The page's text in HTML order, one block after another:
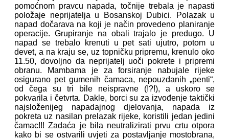
pomoćnom pravcu napada, točnije trebala je napasti
položaje neprijatelja u Bosanskoj Dubici. Polazak u
napad dočarava na koji je način provedeno planiranje
operacije. Grupiranje na obali trajalo je predugo. U
napad se trebalo krenuti u pet sati ujutro, potom u
devet, a na kraju se, uz topničku pripremu, krenulo oko
11.50, dovoljno da neprijatelj uoči pokrete i pripremi
obranu. Mambama je za forsiranje nabujale rijeke
osigurano pet gumenih čamaca, nepouzdanih „penti“,
od čega su tri bile neispravne (!?!), a uskoro se
pokvarila i četvrta. Dakle, borci su za izvođenje taktički
najsloženijeg napadajnog djelovanja, napada iz
pokreta uz nasilan prelazak rijeke, koristili jedan jedini
čamac!!! Zadaća je bila neutralizirati prvu crtu otpora
kako bi se ostvarili uvjeti za postavljanje mostobrana,